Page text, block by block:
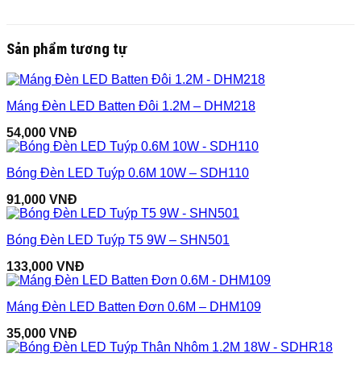
Sản phẩm tương tự
Máng Đèn LED Batten Đôi 1.2M – DHM218
54,000 VNĐ
Bóng Đèn LED Tuýp 0.6M 10W – SDH110
91,000 VNĐ
Bóng Đèn LED Tuýp T5 9W – SHN501
133,000 VNĐ
Máng Đèn LED Batten Đơn 0.6M – DHM109
35,000 VNĐ